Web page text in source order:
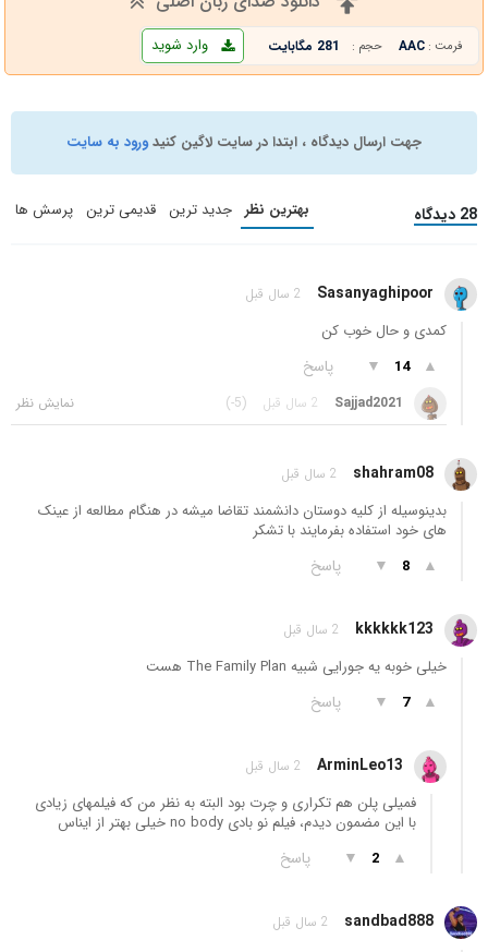
فرمت : AAC حجم : 281 مگابایت وارد شوید
جهت ارسال دیدگاه ، ابتدا در سایت لاگین کنیدورود به سایت
28 دیدگاه بهترین نظر جدید ترین قدیمی ترین پرسش ها
Sasanyaghipoor 2 سال قبل
کمدی‌ و حال خوب کن
▲
14
▼ پاسخ
Sajjad2021 2 سال قبل (-5)
shahram08 2 سال قبل
بدینوسیله از کلیه دوستان دانشمند تقاضا میشه در هنگام مطالعه از عینک
های خود استفاده بفرمایند با تشکر
▲
8
▼ پاسخ
kkkkkk123 2 سال قبل
خیلی خوبه یه جورایی شبیه The Family Plan هست
▲
7
▼ پاسخ
ArminLeo13 2 سال قبل
فمیلی پلن هم تکراری و چرت بود البته به نظر من که فیلمهای زیادی
با این مضمون دیدم، فیلم نو بادی no body خیلی بهتر از ایناس
▲
2
▼ پاسخ
sandbad888 2 سال قبل